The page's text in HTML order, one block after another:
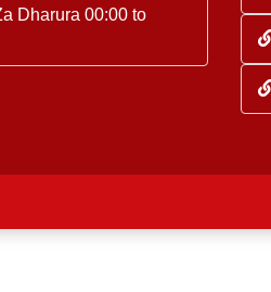
Dharura 00:00 to